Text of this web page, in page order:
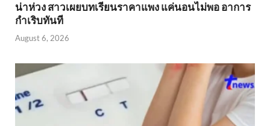
น่าห่วง สาวเผยบทเรียนราคาแพง แค่นอนไม่พอ อาการ
กำเริบทันที
August 6, 2026